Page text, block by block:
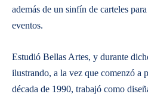
además de un sinfín de carteles
eventos.
Estudió Bellas Artes, y durante
ilustrando, a la vez que comenzó a
década de 1990, trabajó como